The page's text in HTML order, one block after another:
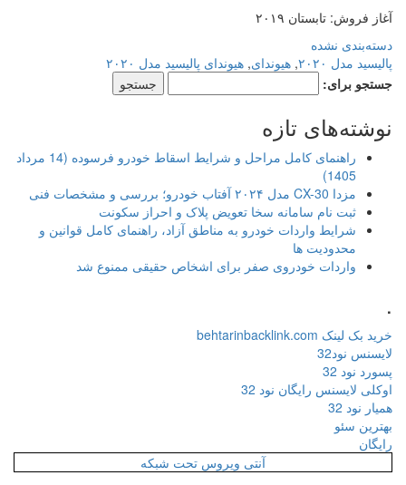
آغاز فروش: تابستان ۲۰۱۹
دسته‌بندی نشده
پالیسید مدل ۲۰۲۰
, هیوندای,هیوندای پالیسید مدل ۲۰۲۰
جستجو برای:
نوشته‌های تازه
راهنمای کامل مراحل و شرایط اسقاط خودرو فرسوده (14 مرداد
1405)
مزدا CX-30 مدل ۲۰۲۴ آفتاب خودرو؛ بررسی و مشخصات فنی
ثبت نام سامانه سخا تعویض پلاک و احراز سکونت
شرایط واردات خودرو به مناطق آزاد، راهنمای کامل قوانین و
محدودیت ها
واردات خودروی صفر برای اشخاص حقیقی ممنوع شد
خرید بک لینک behtarinbacklink.com
لایسنس نود32
پسورد نود 32
اوکلی لایسنس رایگان نود 32
همیار نود 32
بهترین سئو
رایگان
آنتی ویروس تحت شبکه